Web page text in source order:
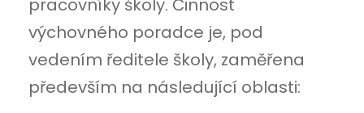
pracovníky školy. Činnost
výchovného poradce je, pod
vedením ředitele školy, zaměřena
především na následující oblasti: